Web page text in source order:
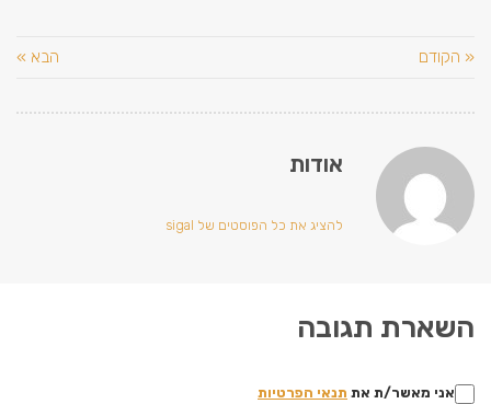
« הקודם הבא »
אודות
להציג את כל הפוסטים של sigal
השארת תגובה
אני מאשר/ת את תנאי הפרטיות